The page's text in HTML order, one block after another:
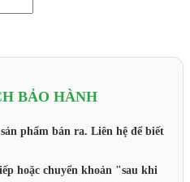
BẢO HÀNH
phẩm bán ra. Liên hệ để biết
hoặc chuyển khoản "sau khi